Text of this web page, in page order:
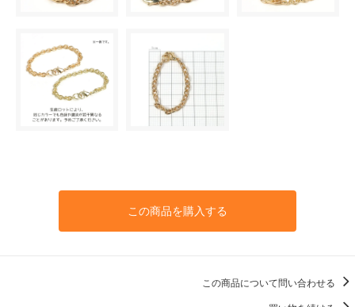
この商品を購入する
この商品について問い合わせる